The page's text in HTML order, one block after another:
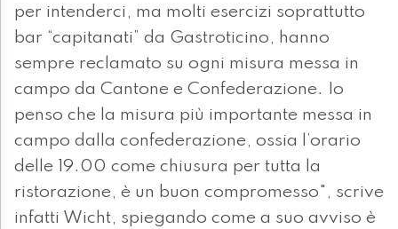
per intenderci, ma molti esercizi soprattutto
bar “capitanati” da Gastroticino, hanno
sempre reclamato su ogni misura messa in
campo da Cantone e Confederazione. Io
penso che la misura più importante messa in
campo dalla confederazione, ossia l’orario
delle 19.00 come chiusura per tutta la
ristorazione, è un buon compromesso", scrive
infatti Wicht, spiegando come a suo avviso è